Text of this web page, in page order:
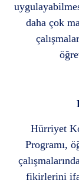
daha çok
Hürriyet
Programı,
fikirlerini